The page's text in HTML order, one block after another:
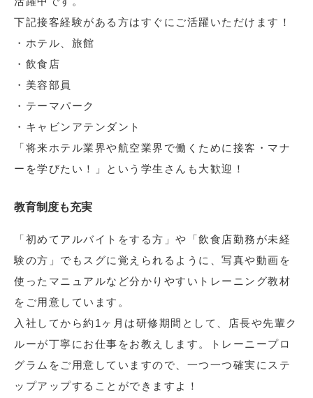
下記接客経験がある方はすぐにご活躍いただけます！
・ホテル、旅館
・飲食店
・美容部員
・テーマパーク
・キャビンアテンダント
「将来ホテル業界や航空業界で働くために接客・マナ
ーを学びたい！」という学生さんも大歓迎！
教育制度も充実
「初めてアルバイトをする方」や「飲食店勤務が未経
験の方」でもスグに覚えられるように、写真や動画を
使ったマニュアルなど分かりやすいトレーニング教材
をご用意しています。
入社してから約1ヶ月は研修期間として、店長や先輩ク
ルーが丁寧にお仕事をお教えします。トレーニープロ
グラムをご用意していますので、一つ一つ確実にステ
ップアップすることができますよ！